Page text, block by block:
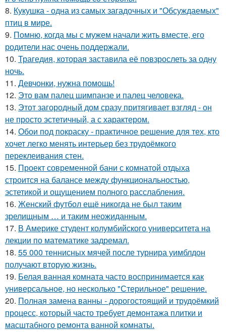
8. Кукушка - одна из самых загадочных и "Обсуждаемых"
птиц в мире.
9. Помню, когда мы с мужем начали жить вместе, его
родители нас очень поддержали.
10. Трагедия, которая заставила её повзрослеть за одну
ночь.
11. Девчонки, нужна помощь!
12. Это вам палец шимпанзе и палец человека.
13. Этот загородный дом сразу притягивает взгляд - он
не просто эстетичный, а с характером.
14. Обои под покраску - практичное решение для тех, кто
хочет легко менять интерьер без трудоёмкого
переклеивания стен.
15. Проект современной бани с комнатой отдыха
строится на балансе между функциональностью,
эстетикой и ощущением полного расслабления.
16. Женский футбол ещё никогда не был таким
зрелищным … и таким неожиданным.
17. В Америке студент колумбийского университета на
лекции по математике задремал.
18. 55 000 теннисных мячей после турнира уимблдон
получают вторую жизнь.
19. Белая ванная комната часто воспринимается как
универсальное, но несколько "Стерильное" решение.
20. Полная замена ванны - дорогостоящий и трудоёмкий
процесс, который часто требует демонтажа плитки и
масштабного ремонта ванной комнаты.